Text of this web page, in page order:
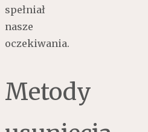
spełniał
nasze
oczekiwania.
Metody